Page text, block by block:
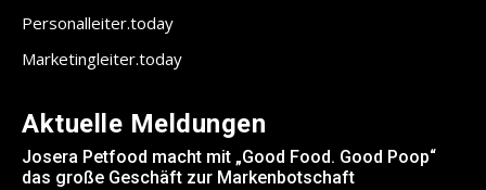
Personalleiter.today
Marketingleiter.today
Aktuelle Meldungen
Josera Petfood macht mit „Good Food. Good Poop“
das große Geschäft zur Markenbotschaft